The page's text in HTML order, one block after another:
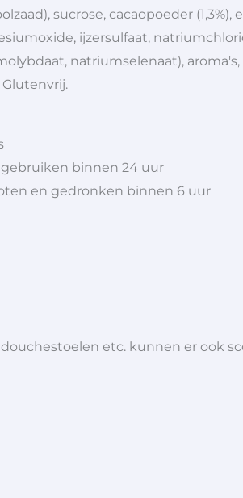
sucrose, cacaopoeder
ijzersulfaat,
natriumselenaat),
Glutenvrij.
binnen 24 uur
en gedronken binnen 6 uur
etc. kunnen er ook